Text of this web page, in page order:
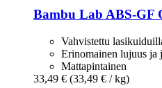
Bambu Lab ABS-​GF
Vahvistettu
Erinomainen lujuus ja
Mattapintainen
33,49 € (33,49 € / kg)